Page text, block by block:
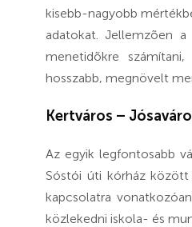
kisebb-nagyobb
adatokat. Jellemzõen
menetidõkre
hosszabb, megnövelt
Kertváros –
Az egyik legfontosabb
Sóstói úti kórház
kapcsolatra
közlekedni iskola- és